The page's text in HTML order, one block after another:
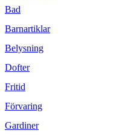
Bad
Barnartiklar
Belysning
Dofter
Fritid
Förvaring
Gardiner